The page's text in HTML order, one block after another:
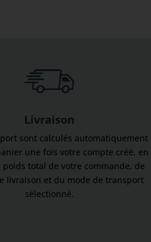
Livraison
sont calculés automatiquement
une fois votre compte créé, en
total de votre commande, de
livraison et du mode de transport
sélectionné.